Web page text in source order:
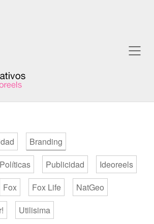
Branding
Publicidad
Ideoreels
Fox Fox Life
NatGeo
Utilisima